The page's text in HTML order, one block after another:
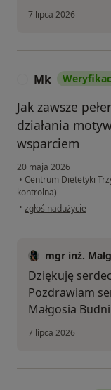
7 lipca 2026
Mk
Jak zawsze
działania
wsparciem
20 maja 2026
• Centrum Dietetyki
kontrolna)
• w opinii użytkownika Mk
zgłoś nadużycie
mgr inż.
Dziękuję
Pozdrawiam
Małgosia
7 lipca 2026